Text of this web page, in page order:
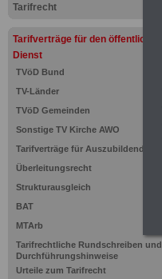
Tarifrecht
Tarifverträge für den öffentlichen
Dienst
TVöD Bund
TV-Länder
TVöD Gemeinden
Sonstige TV Kirche AWO
Tarifverträge für Auszubildende
Überleitungsrecht
Strukturausgleich
BAT
MTArb
Tarifrechtliche Rundschreiben und
Durchführungshinweise
Urteile zum Tarifrecht